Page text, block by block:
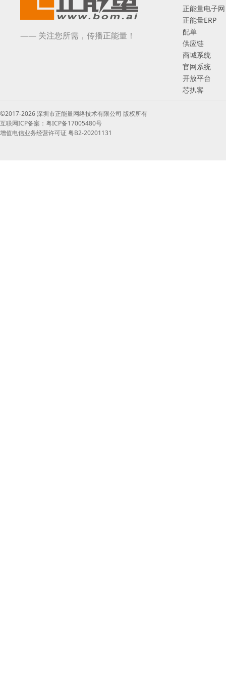
—— 关注您所需，传播正能量！
正能量电子网
正能量ERP
配单
供应链
商城系统
官网系统
开放平台
芯扒客
©2017-2026 深圳市正能量网络技术有限公司 版权所有
互联网ICP备案：粤ICP备17005480号
增值电信业务经营许可证 粤B2-20201131